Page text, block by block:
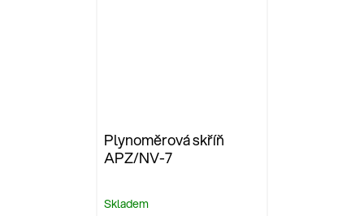
Plynoměrová skříň
APZ/NV-7
Skladem